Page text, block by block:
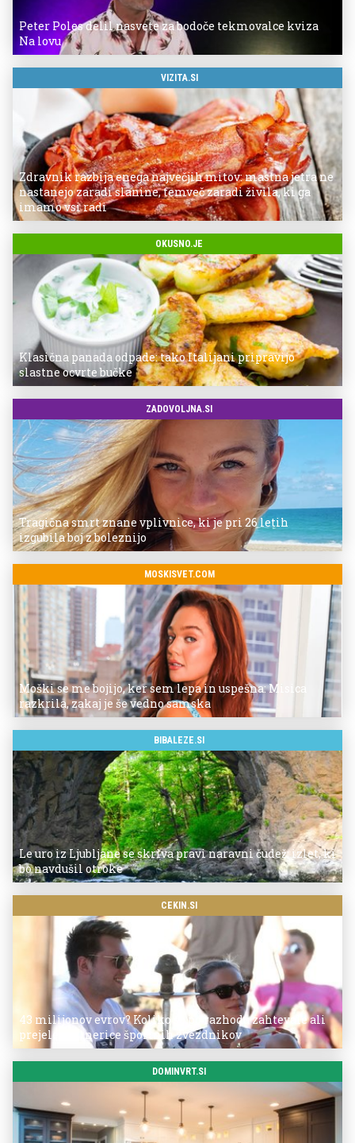
Peter Poles delil nasvete za bodoče tekmovalce kviza
Na lovu
VIZITA.SI
Zdravnik razbija enega največjih mitov: mastna jetra ne
nastanejo zaradi slanine, temveč zaradi živila, ki ga
imamo vsi radi
OKUSNO.JE
Klasična panada odpade: tako Italijani pripravijo
slastne ocvrte bučke
ZADOVOLJNA.SI
Tragična smrt znane vplivnice, ki je pri 26 letih
izgubila boj z boleznijo
MOSKISVET.COM
Moški se me bojijo, ker sem lepa in uspešna: Misica
razkrila, zakaj je še vedno samska
BIBALEZE.SI
Le uro iz Ljubljane se skriva pravi naravni čudež: izlet, ki
bo navdušil otroke
CEKIN.SI
43 milijonov evrov? Koliko so po razhodu zahtevale ali
prejele partnerice športnih zvezdnikov
DOMINVRT.SI